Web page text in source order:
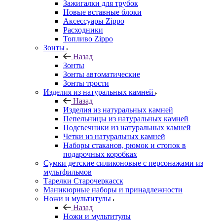
Зажигалки для трубок
Новые вставные блоки
Аксессуары Zippo
Расходники
Топливо Zippo
Зонты
Назад
Зонты
Зонты автоматические
Зонты трости
Изделия из натуральных камней
Назад
Изделия из натуральных камней
Пепельницы из натуральных камней
Подсвечники из натуральных камней
Четки из натуральных камней
Наборы стаканов, рюмок и стопок в
подарочных коробках
Сумки детские силиконовые с персонажами из
мультфильмов
Тарелки Старочеркасск
Маникюрные наборы и принадлежности
Ножи и мультитулы
Назад
Ножи и мультитулы